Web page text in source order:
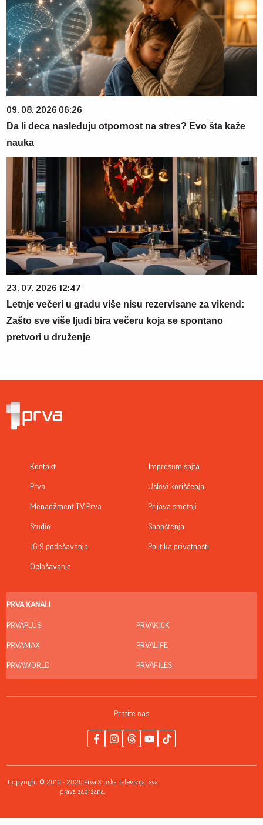
09. 08. 2026 06:26
Da li deca nasleđuju otpornost na stres? Evo šta kaže
nauka
23. 07. 2026 12:47
Letnje večeri u gradu više nisu rezervisane za vikend:
Zašto sve više ljudi bira večeru koja se spontano
pretvori u druženje
Kontakt
Prva
Menadžment TV Prva
Studio
16:9 podešavanja
Oglašavanje
Impresum sajta
Uslovi korišćenja
Prijava smetnji
Saopštenja
Politika privatnosti
PRVA KANALI
PRVAPLUS
PRVAMAX
PRVAWORLD
PRVAKICK
PRVALIFE
PRVAFILES
Pratite nas
Copyright © 2010 - 2026 Prva Srpska Televizija. Sva
prava zadržana.